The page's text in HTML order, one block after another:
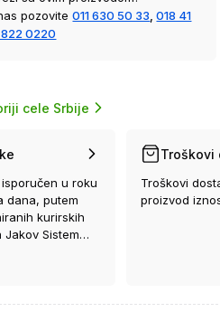
pozovite 011 630 50 33 018 41
822 0220
cele Srbije
u roku
dana, putem
kurirskih
Jakov Sistem
Troškovi
Troškovi
proizvod